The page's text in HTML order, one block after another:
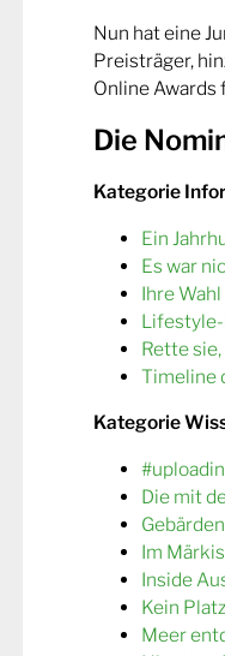
Nun hat eine
Preisträger,
Online Awards
Die
Kategorie
Ein
Es war
Ihre
Rette
Timeline
Kategorie
Die mit
Im
Inside
Kein Platz
Meer